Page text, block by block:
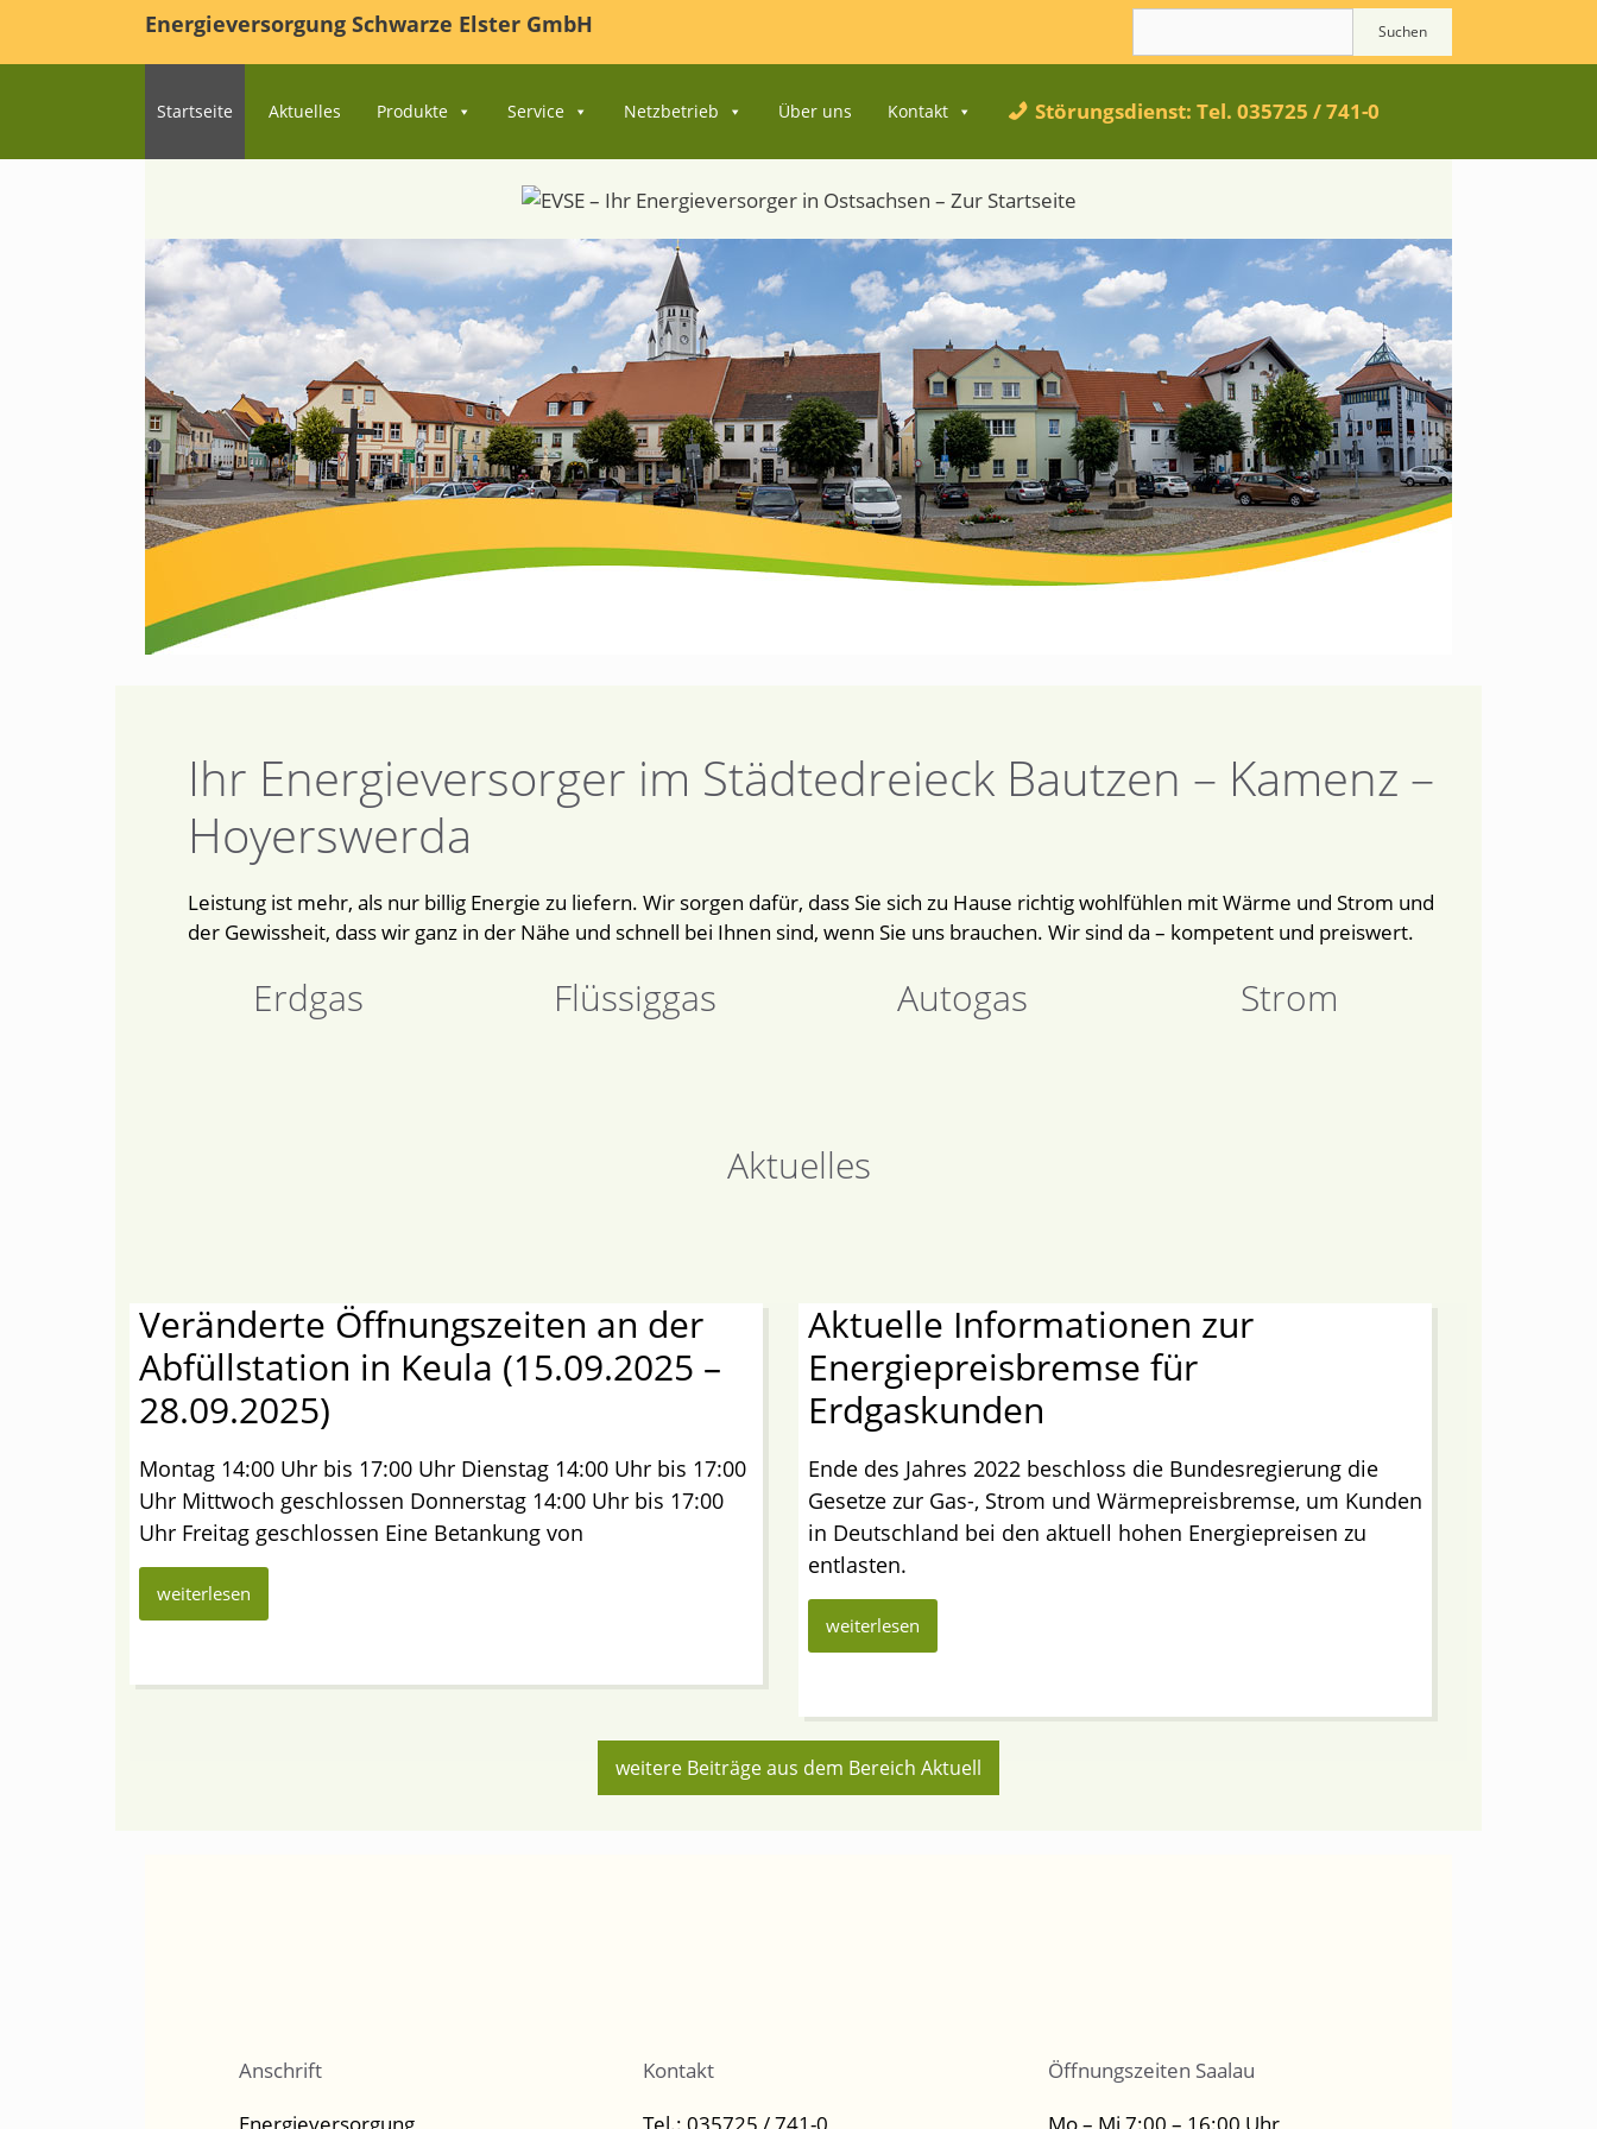
Suchen
Energieversorgung Schwarze Elster GmbH
Startseite Aktuelles Produkte Service Netzbetrieb Über uns Kontakt Störungsdienst: Tel. 035725 / 741-0
Ihr Energieversorger im Städtedreieck Bautzen – Kamenz –
Hoyerswerda
Leistung ist mehr, als nur billig Energie zu liefern. Wir sorgen dafür, dass Sie sich zu Hause richtig wohlfühlen mit Wärme und Strom und
der Gewissheit, dass wir ganz in der Nähe und schnell bei Ihnen sind, wenn Sie uns brauchen. Wir sind da – kompetent und preiswert.
Erdgas Flüssiggas Autogas Strom
Aktuelles
Veränderte Öffnungszeiten an der
Abfüllstation in Keula (15.09.2025 –
28.09.2025)
Montag 14:00 Uhr bis 17:00 Uhr Dienstag 14:00 Uhr bis 17:00
Uhr Mittwoch geschlossen Donnerstag 14:00 Uhr bis 17:00
Uhr Freitag geschlossen Eine Betankung von
weiterlesen
Aktuelle Informationen zur
Energiepreisbremse für
Erdgaskunden
Ende des Jahres 2022 beschloss die Bundesregierung die
Gesetze zur Gas-, Strom und Wärmepreisbremse, um Kunden
in Deutschland bei den aktuell hohen Energiepreisen zu
entlasten.
weiterlesen
weitere Beiträge aus dem Bereich Aktuell
Anschrift
Kontakt
Öffnungszeiten Saalau